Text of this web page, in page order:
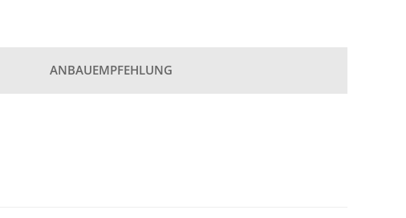
ANBAUEMPFEHLUNG